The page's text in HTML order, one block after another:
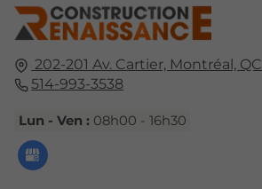
202-201 Av. Cartier, Montréal, QC
514-993-3538
Lun - Ven : 08h00 - 16h30